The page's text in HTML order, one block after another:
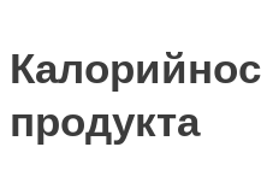
продукта